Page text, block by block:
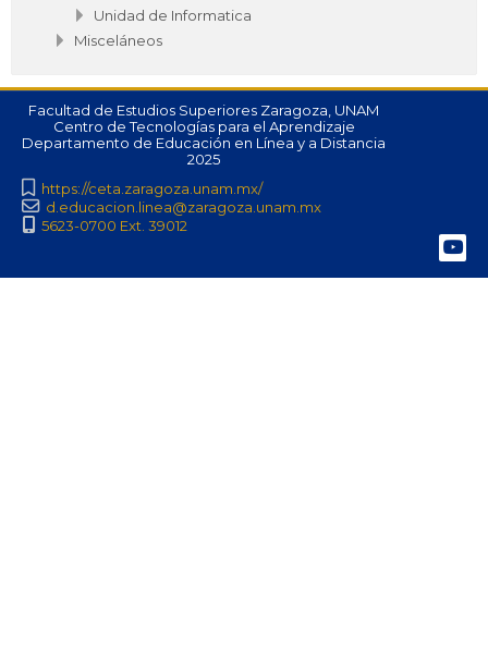
Unidad de Informatica
Misceláneos
Facultad de Estudios Superiores Zaragoza, UNAM
Centro de Tecnologías para el Aprendizaje
Departamento de Educación en Línea y a Distancia
2025
https://ceta.zaragoza.unam.mx/
d.educacion.linea@zaragoza.unam.mx
5623-0700 Ext. 39012